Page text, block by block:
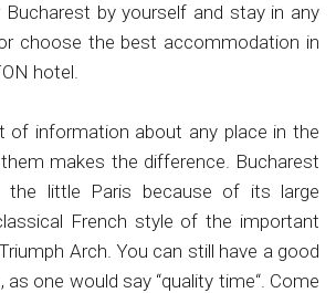
by yourself and stay in any
choose the best accommodation in
hotel.
of information about any place in the
makes the difference. Bucharest
the little Paris because of its large
French style of the important
Arch. You can still have a good
one would say “quality time“. Come